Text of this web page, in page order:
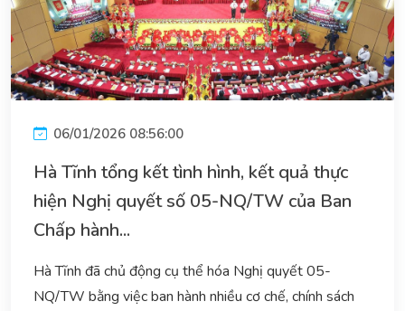
06/01/2026 08:56:00
Hà Tĩnh tổng kết tình hình, kết quả thực
hiện Nghị quyết số 05-NQ/TW của Ban
Chấp hành...
Hà Tĩnh đã chủ động cụ thể hóa Nghị quyết 05-
NQ/TW bằng việc ban hành nhiều cơ chế, chính sách